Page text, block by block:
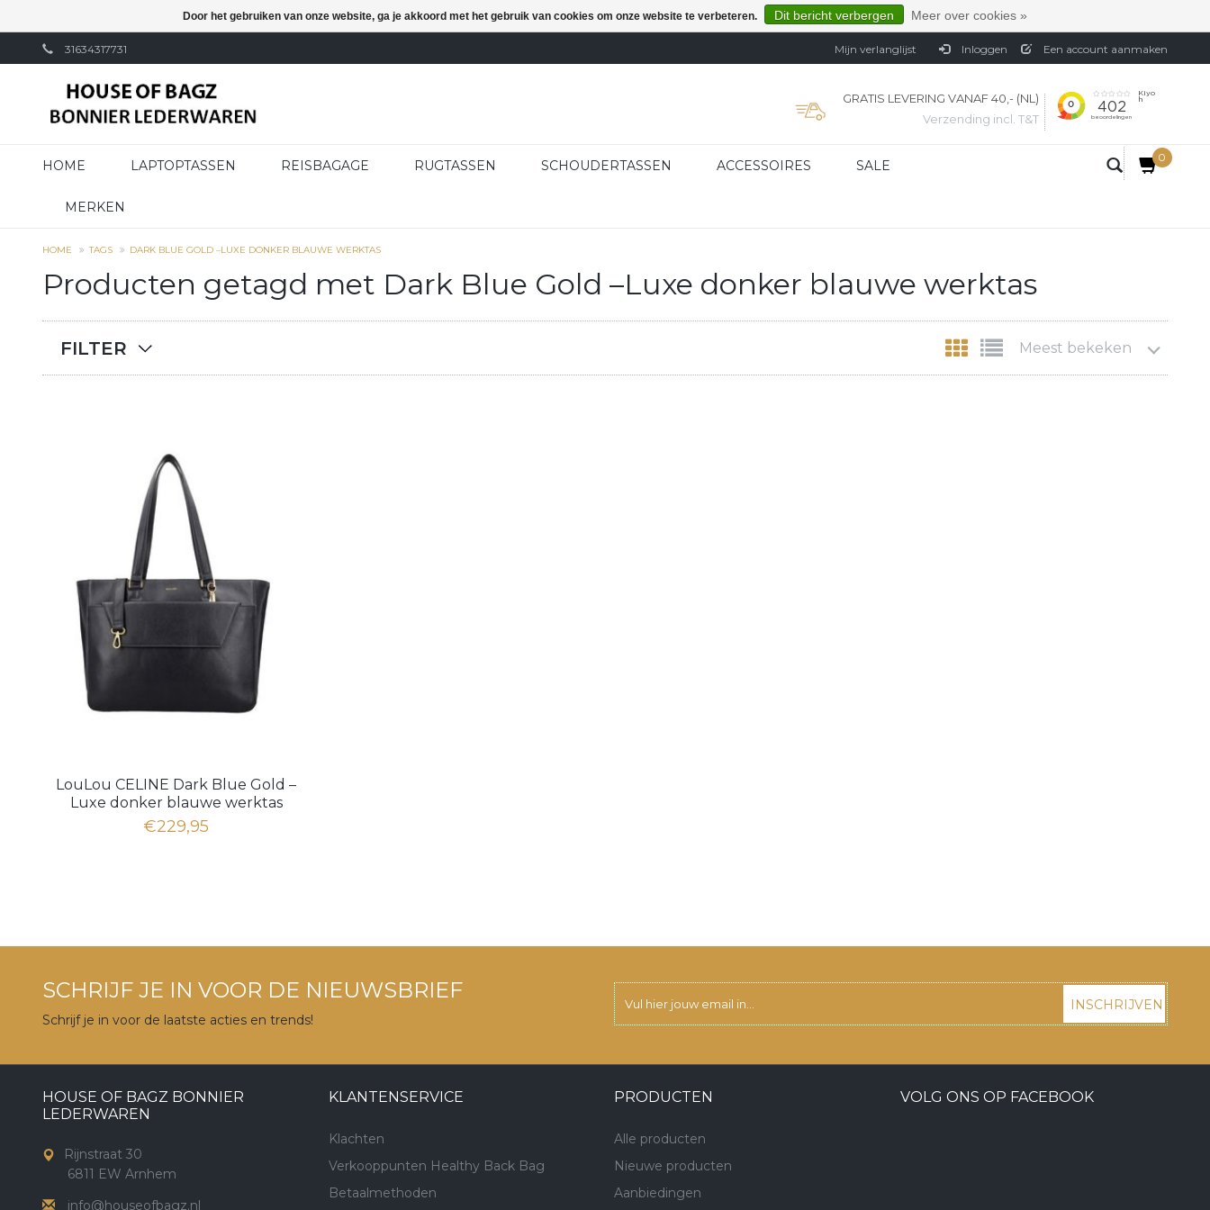
31634317731 Mijn verlanglijst Inloggen Een account aanmaken
GRATIS LEVERING VANAF 40,- (NL)
Verzending incl. T&T
HOME LAPTOPTASSEN REISBAGAGE RUGTASSEN SCHOUDERTASSEN ACCESSOIRES SALE
MERKEN
0
HOME TAGS DARK BLUE GOLD –LUXE DONKER BLAUWE WERKTAS
Producten getagd met Dark Blue Gold –Luxe donker blauwe werktas
FILTER Meest bekeken
LouLou CELINE Dark Blue Gold –
Luxe donker blauwe werktas
€229,95
SCHRIJF JE IN VOOR DE NIEUWSBRIEF
Schrijf je in voor de laatste acties en trends!
INSCHRIJVEN
HOUSE OF BAGZ BONNIER
LEDERWAREN
Rijnstraat 30
6811 EW Arnhem
info@houseofbagz.nl
KLANTENSERVICE
Klachten
Verkooppunten Healthy Back Bag
Betaalmethoden
PRODUCTEN
Alle producten
Nieuwe producten
Aanbiedingen
VOLG ONS OP FACEBOOK
Door het gebruiken van onze website, ga je akkoord met het gebruik van cookies om onze website te verbeteren. Dit bericht verbergen Meer over cookies »